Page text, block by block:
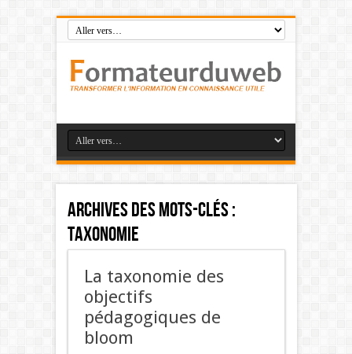
Archives des mots-clés :
taxonomie
La taxonomie des
objectifs
pédagogiques de
bloom